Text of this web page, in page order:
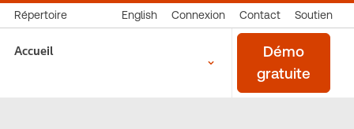
Répertoire English Connexion Contact Soutien
Accueil
Démo
gratuite